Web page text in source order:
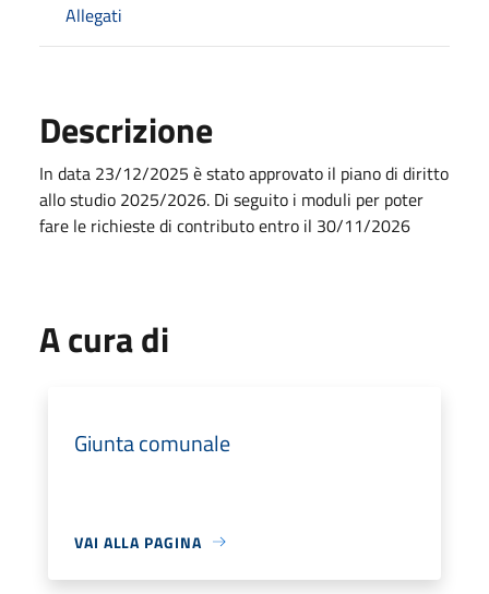
Allegati
Descrizione
In data 23/12/2025 è stato approvato il piano di diritto
allo studio 2025/2026. Di seguito i moduli per poter
fare le richieste di contributo entro il 30/11/2026
A cura di
Giunta comunale
VAI ALLA PAGINA